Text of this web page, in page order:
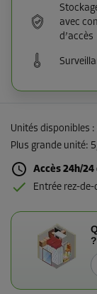
avec
d’accès
Unités disponibles :
Plus grande unité:
Accès 24h/
Entrée rez-
?